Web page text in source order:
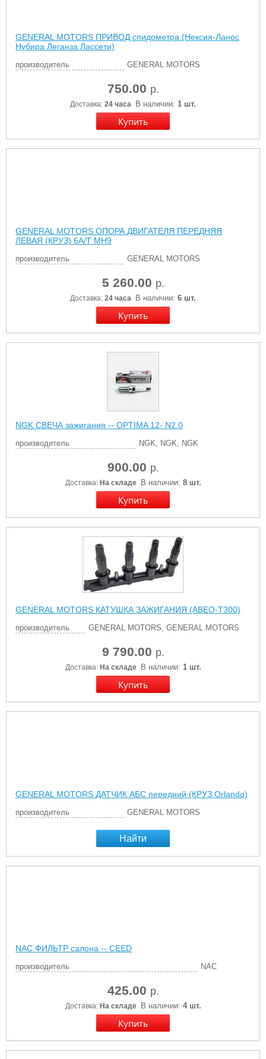
GENERAL MOTORS ПРИВОД спидометра (Нексия-Ланос
Нубира Леганза Лассети)
производитель GENERAL MOTORS
750.00 р.
Доставка: 24 часа В наличии: 1 шт.
GENERAL MOTORS ОПОРА ДВИГАТЕЛЯ ПЕРЕДНЯЯ
ЛЕВАЯ (КРУЗ) 6А/Т MH9
производитель GENERAL MOTORS
5 260.00 р.
Доставка: 24 часа В наличии: 6 шт.
NGK СВЕЧА зажигания -- OPTIMA 12- N2.0
производитель NGK, NGK, NGK
900.00 р.
Доставка: На складе В наличии: 8 шт.
GENERAL MOTORS КАТУШКА ЗАЖИГАНИЯ (АВЕО-Т300)
производитель GENERAL MOTORS, GENERAL MOTORS
9 790.00 р.
Доставка: На складе В наличии: 1 шт.
GENERAL MOTORS ДАТЧИК АБС передний (КРУЗ Orlando)
производитель GENERAL MOTORS
Найти
NAC ФИЛЬТР салона -- CEED
производитель NAC
425.00 р.
Доставка: На складе В наличии: 4 шт.